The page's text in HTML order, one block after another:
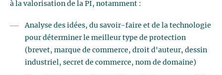
à la valorisation de la PI, notamment :
Analyse des idées, du savoir-faire et de la technologie
pour déterminer le meilleur type de protection
(brevet, marque de commerce, droit d'auteur, dessin
industriel, secret de commerce, nom de domaine)